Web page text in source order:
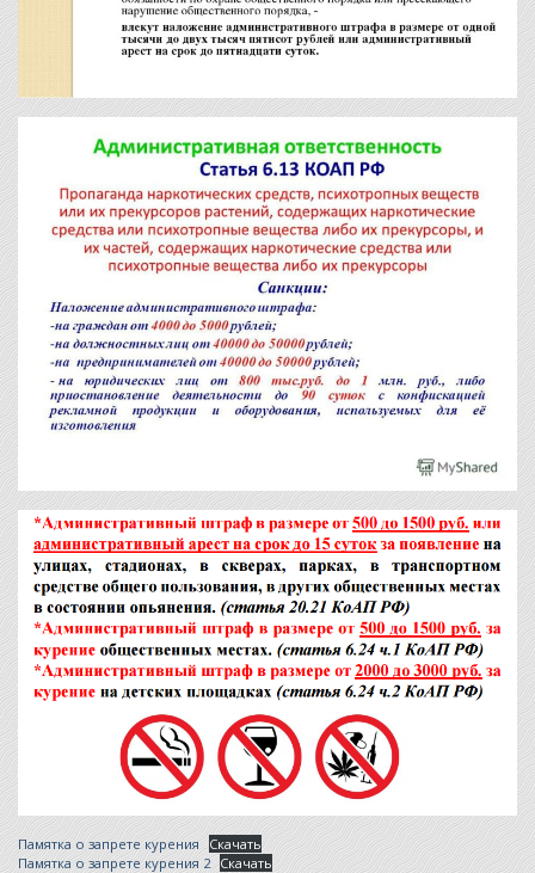
Памятка о запрете курения
Скачать
Памятка о запрете курения 2 Скачать